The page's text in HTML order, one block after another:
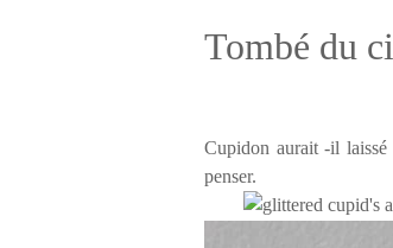
Tombé du
Cupidon aurait -il laissé
penser.